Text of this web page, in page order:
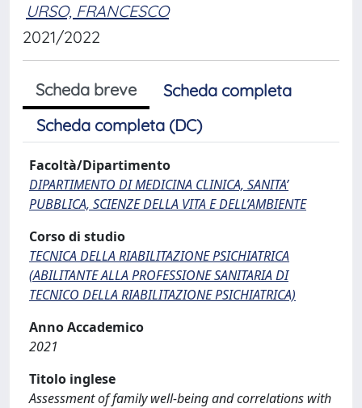
URSO, FRANCESCO
2021/2022
Scheda breve
Scheda completa
Scheda completa (DC)
Facoltà/Dipartimento
DIPARTIMENTO DI MEDICINA CLINICA, SANITA’
PUBBLICA, SCIENZE DELLA VITA E DELL’AMBIENTE
Corso di studio
TECNICA DELLA RIABILITAZIONE PSICHIATRICA
(ABILITANTE ALLA PROFESSIONE SANITARIA DI
TECNICO DELLA RIABILITAZIONE PSICHIATRICA)
Anno Accademico
2021
Titolo inglese
Assessment of family well-being and correlations with